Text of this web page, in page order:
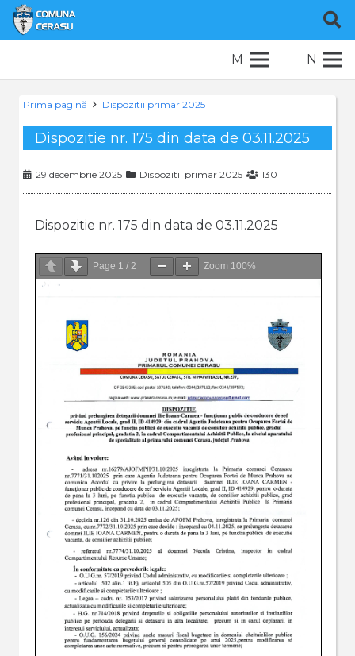
M N
Prima pagină Dispozitii primar 2025
Dispozitie nr. 175 din data de 03.11.2025
29 decembrie 2025 Dispozitii primar 2025 130
Dispozitie nr. 175 din data de 03.11.2025
Page 1 / 2 Zoom 100%